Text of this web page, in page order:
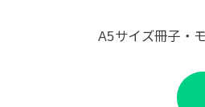
A5サイズ冊子・